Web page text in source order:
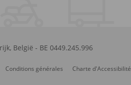
, België - BE 0449.245.996
Conditions générales Charte d'Accessibilité